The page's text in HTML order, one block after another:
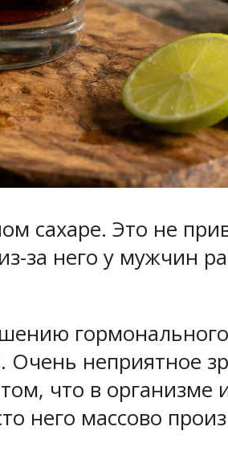
сахаре. Это не
за него у мужчин
неприятное
что в организме
него массово